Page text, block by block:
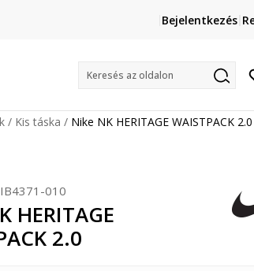
Lépj velünk kapcsolatba
online@sport-vision.huBejelentkezés
Keresés az oldalon
Kis táska Nike NK HERITAGE WAISTPACK 2.0
IB4371-010
HERITAGE
2.0